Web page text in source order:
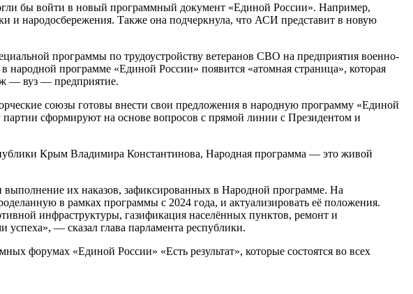
бы войти в новый программный документ «Единой России». Например,
и народосбережения. Также она подчеркнула, что АСИ представит в новую
программы по трудоустройству ветеранов СВО на предприятия военно-
программе «Единой России» появится «атомная страница», которая
— вуз — предприятие.
союзы готовы внести свои предложения в народную программу «Единой
сформируют на основе вопросов с прямой линии с Президентом и
Крым Владимира Константинова, Народная программа — это живой
их наказов, зафиксированных в Народной программе. На
в рамках программы с 2024 года, и актуализировать её положения.
инфраструктуры, газификация населённых пунктов, ремонт и
— сказал глава парламента республики.
форумах «Единой России» «Есть результат», которые состоятся во всех